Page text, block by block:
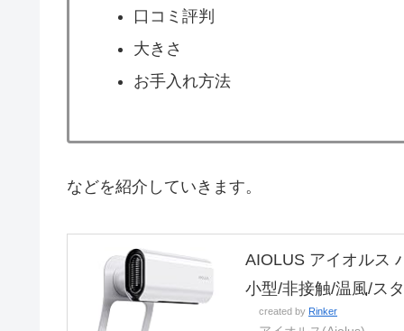
口コミ評判
大きさ
お手入れ方法
などを紹介していきます。
AIOLUS アイオルス
小型/非接触/温風/ス
created by Rinker